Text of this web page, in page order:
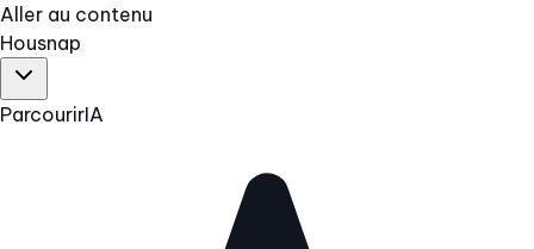
Aller au contenu
Housnap
ParcourirIA